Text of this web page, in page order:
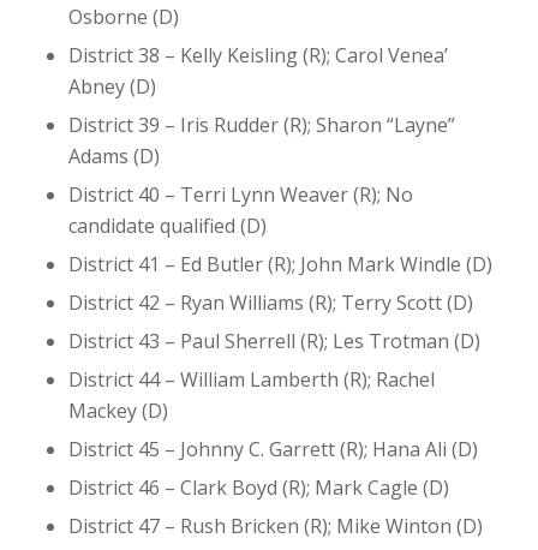
Osborne (D)
District 38 – Kelly Keisling (R); Carol Venea’
Abney (D)
District 39 – Iris Rudder (R); Sharon “Layne”
Adams (D)
District 40 – Terri Lynn Weaver (R); No
candidate qualified (D)
District 41 – Ed Butler (R); John Mark Windle (D)
District 42 – Ryan Williams (R); Terry Scott (D)
District 43 – Paul Sherrell (R); Les Trotman (D)
District 44 – William Lamberth (R); Rachel
Mackey (D)
District 45 – Johnny C. Garrett (R); Hana Ali (D)
District 46 – Clark Boyd (R); Mark Cagle (D)
District 47 – Rush Bricken (R); Mike Winton (D)